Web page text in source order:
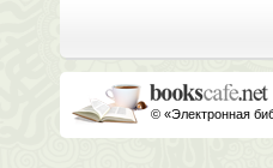
© «Электронная